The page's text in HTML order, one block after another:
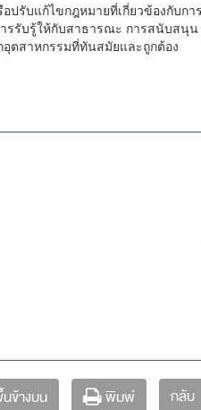
รับแก้ไขกฎหมายที่เกี่ยวข้องกับการ
รรับรู้ให้กับสาธารณะ การสนับสนุน
ตสาหกรรมที่ทันสมัยและถูกต้อง
ข้างบน พิมพ์ กลับ